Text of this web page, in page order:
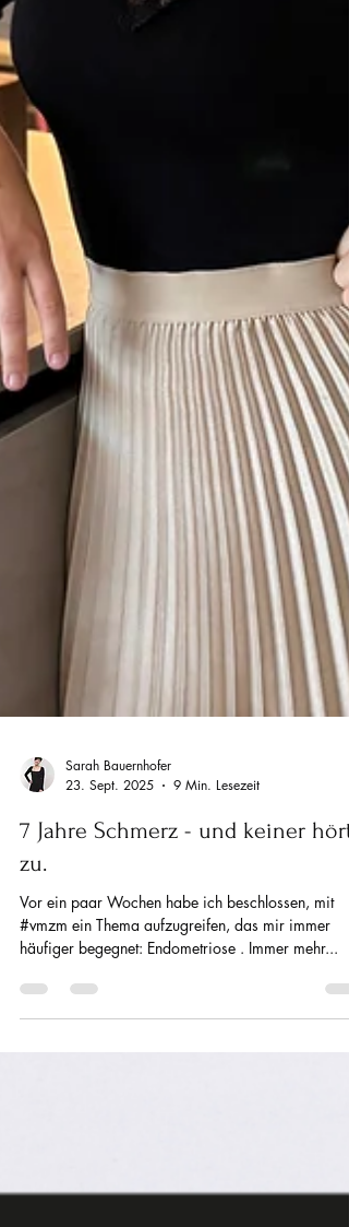
Sarah Bauernhofer
23. Sept. 2025
9 Min. Lesezeit
7 Jahre Schmerz - und keiner hört
zu.
Vor ein paar Wochen habe ich beschlossen, mit
#vmzm ein Thema aufzugreifen, das mir immer